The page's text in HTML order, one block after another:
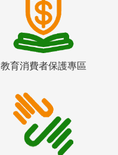
教育消費者保護專區